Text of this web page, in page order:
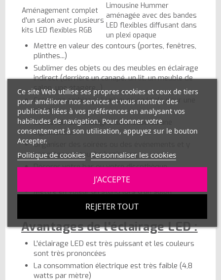
Aménagement complet
d'un salon avec plusieurs
kits LED flexibles RGB
Limousine Hummer
aménagée avec des bandes
LED flexibles diffusant dans
un plexi opaque
Mettre en valeur des contours (portes, fenêtres,
plinthes...)
Sublimer des objets ou des meubles en éclairage
indirect (derrière un canapé, un lit, un meuble de
salon, une étagère...)
Créer une ambiance lumineuse spéciale pour une
pièce
Concevoir une enseigne lumineuse ou une
signalisation
Organiser des soirées ou des événements et y
apporter une touche lumineuse
Décorer votre bar ou votre discothèque
Réaliser un projet architectural ou une exposition
Mettre en valeur un stand lors d'un salon
Avantages de l'éclairage LED :
L'éclairage LED est très puissant et les couleurs
sont très prononcées
La consommation électrique est très faible (4,8
watts par mètre)
Ce site Web utilise ses propres cookies et ceux de tiers
pour améliorer nos services et vous montrer des
publicités liées à vos préférences en analysant vos
habitudes de navigation. Pour donner votre
consentement à son utilisation, appuyez sur le bouton
Accepter.
Politique de cookies Personnaliser les cookies
REJETER TOUT
J'ACCEPTE